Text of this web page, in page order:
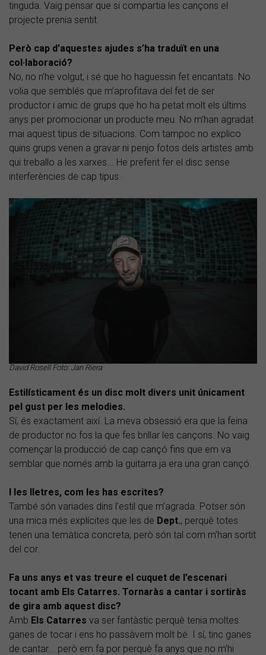
tinguda. Vaig pensar que si compartia les cançons el
projecte prenia sentit.
Però cap d’aquestes ajudes s’ha traduït en una
col·laboració?
No, no n’he volgut, i sé que ho haguessin fet encantats. No
volia que semblés que m’aprofitava del fet de ser
productor i amic de grups que ho ha petat molt els últims
anys per promocionar un producte meu. No m’han agradat
mai aquest tipus de situacions. Com tampoc no explico
quins grups venen a gravar ni penjo fotos dels artistes amb
qui treballo a les xarxes... He preferit fer el disc sense
interferències de cap tipus.
David Rosell Foto: Jan Riera
Estilísticament és un disc molt divers unit únicament
pel gust per les melodies.
Sí, és exactament així. La meva obsessió era que la feina
de productor no fos la que fes brillar les cançons. No vaig
començar la producció de cap cançó fins que em va
semblar que només amb la guitarra ja era una gran cançó.
I les lletres, com les has escrites?
També són variades dins l’estil que m’agrada. Potser són
una mica més explícites que les de Dept., perquè totes
tenen una temàtica concreta, però són tal com m’han sortit
del cor.
Fa uns anys et vas treure el cuquet de l’escenari
tocant amb Els Catarres. Tornaràs a cantar i sortiràs
de gira amb aquest disc?
Amb Els Catarres va ser fantàstic perquè tenia moltes
ganes de tocar i ens ho passàvem molt bé. I sí, tinc ganes
de cantar... però em fa por perquè fa anys que no m’hi